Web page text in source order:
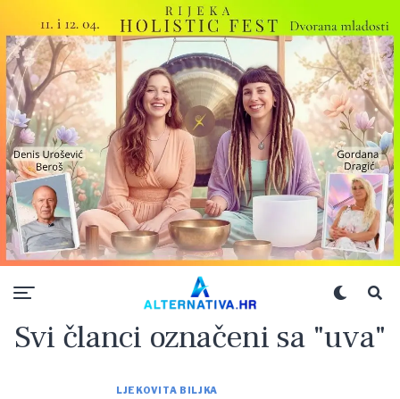
Svi članci označeni sa "uva"
LJEKOVITA BILJKA